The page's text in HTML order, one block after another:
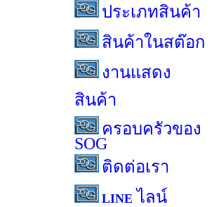
ประเภทสินค้า
สินค้าในสต๊อก
งานแสดง
สินค้า
ครอบครัวของ
SOG
ติดต่อเรา
LINE ไลน์